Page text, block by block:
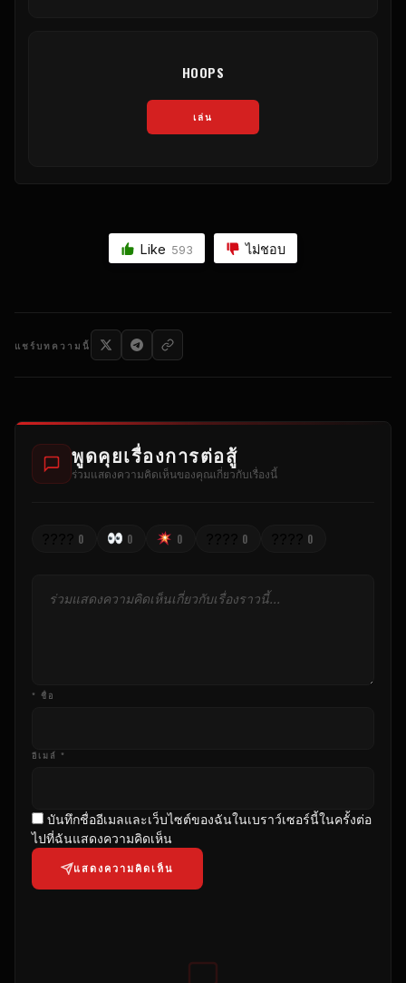
HOOPS
เล่น
Like 593 ไม่ชอบ
แชร์บทความนี้
พูดคุยเรื่องการต่อสู้
ร่วมแสดงความคิดเห็นของคุณเกี่ยวกับเรื่องนี้
0 0 0 0 0
* ชื่อ
อีเมล์ *
บันทึกชื่ออีเมลและเว็บไซต์ของฉันในเบราว์เซอร์นี้ในครั้งต่อ
ไปที่ฉันแสดงความคิดเห็น
แสดงความคิดเห็น